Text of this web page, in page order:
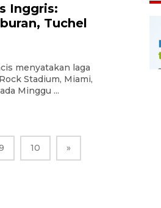
Inggris:
Tuchel
menyatakan laga
Stadium, Miami,
Minggu ...
10 »